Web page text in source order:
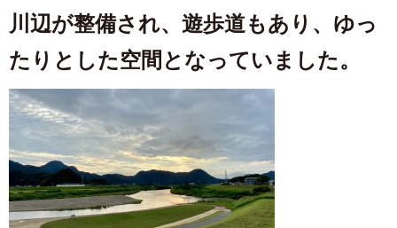
川辺が整備され、遊歩道もあり、ゆっ
たりとした空間となっていました。